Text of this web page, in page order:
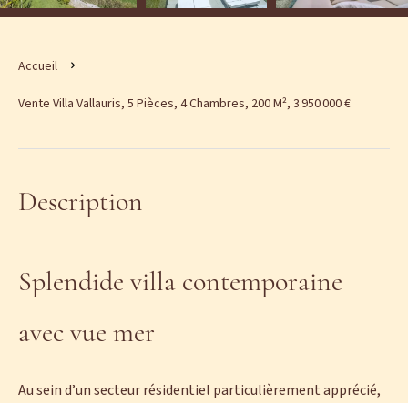
Accueil
Vente Villa Vallauris, 5 Pièces, 4 Chambres, 200 M², 3 950 000 €
Description
Splendide villa contemporaine
avec vue mer
Au sein d’un secteur résidentiel particulièrement apprécié,